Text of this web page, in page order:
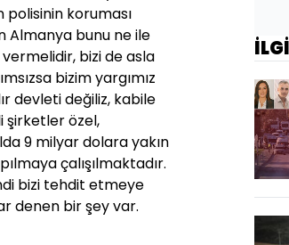
polisinin koruması
Almanya bunu ne ile
bizi de asla
bizim yargımız
devleti değiliz, kabile
şirketler özel,
9 milyar dolara yakın
çalışılmaktadır.
bizi tehdit etmeye
denen bir şey var.